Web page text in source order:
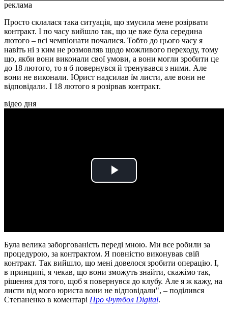
реклама
Просто склалася така ситуація, що змусила мене розірвати
контракт. І по часу вийшло так, що це вже була середина
лютого – всі чемпіонати почалися. Тобто до цього часу я
навіть ні з ким не розмовляв щодо можливого переходу, тому
що, якби вони виконали свої умови, а вони могли зробити це
до 18 лютого, то я б повернувся й тренувався з ними. Але
вони не виконали. Юрист надсилав їм листи, але вони не
відповідали. І 18 лютого я розірвав контракт.
відео дня
Play
Була велика заборгованість переді мною. Ми все робили за
процедурою, за контрактом. Я повністю виконував свій
контракт. Так вийшло, що мені довелося зробити операцію. І,
в принципі, я чекав, що вони зможуть знайти, скажімо так,
рішення для того, щоб я повернувся до клубу. Але я ж кажу, на
листи від мого юриста вони не відповідали", – поділився
Степаненко в коментарі Про Футбол Digital.